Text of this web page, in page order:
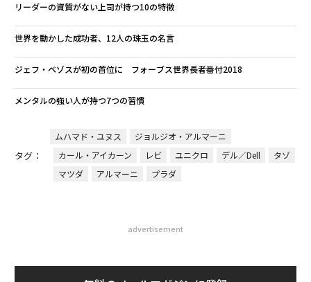
リーダーの資質がない上司が持つ10の特徴
世界を動かした成功者、12人の珠玉の名言
ジェフ・ベゾスが初の首位に フォーブス世界長者番付2018
メンタルの強い人が持つ7つの習慣
タグ：
ムハマド・ユヌス
ジョルジオ・アルマーニ
カール・アイカーン
レビ ユニクロ デル／Dell
タゾ
マツダ
アルマーニ プラダ
advertisement